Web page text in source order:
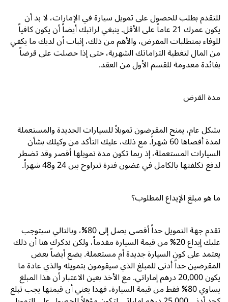
للتقدم بطلب للحصول على تمويل سيارة في الإمارات، لا بد أن
يكون عمرك 21عاماً على الأقل. ينبغي لراتبك أيضاً أن يكون كافياً
للوفاء بمتطلبات المقرض، والأهم من ذلك، إثبات أن لديك ما يكفي
من المال لتغطية التزاماتك الشهرية، حتى إذا حصلت على قرضاً
بفائدة معدومة للقسم الأول من العقد.
مدة القرض
بشكل عام، يمنح المقرضون تمويلاً للسيارات الجديدة والمستعملة
لمدة أقصاها60شهراً. مع ذلك، عليك التأكد من وكيلك بشأن
السيارات المستعملة، إذ ربما تكون مدة تمويلها أقصر وقد تضطر
لدفع تكلفتها بالكامل في غضون فترة تتراوح بين24و48شهراً.
ما هو مبلغ الإيداع المطلوب؟
تقدم جهة التمويل حداً أقصى يصل إلى80% ، وبالتالي سيتوجب
عليك إيداع20% من قيمة السيارة مقدماً، ولكن نذكرك هنا أن ذلك
يعتمد على كون السيارة جديدة أم مستعملة. يضع أيضاً بعض
المقرضين حداً أدنى للمبلغ الذي سيقومون بتمويله والذي عادة ما
يكون20,000درهم إماراتي. مع الأخذ بعين الاعتبار أن هذا المبلغ
يساوي80% فقط من قيمة السيارة، فهذا يعني أن قيمتها يجب تبلغ